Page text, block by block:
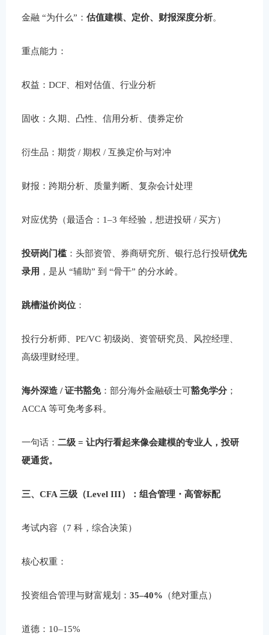
金融 “为什么”：估值建模、定价、财报深度分析。
重点能力：
权益：DCF、相对估值、行业分析
固收：久期、凸性、信用分析、债券定价
衍生品：期货 / 期权 / 互换定价与对冲
财报：跨期分析、质量判断、复杂会计处理
对应优势（最适合：1–3 年经验，想进投研 / 买方）
投研岗门槛：头部资管、券商研究所、银行总行投研优先
录用 ，是从 “辅助” 到 “骨干” 的分水岭。
跳槽溢价岗位 ：
投行分析师、PE/VC 初级岗、资管研究员、风控经理、
高级理财经理。
海外深造 / 证书豁免：部分海外金融硕士可豁免学分；
ACCA 等可免考多科。
一句话：二级 = 让内行看起来像会建模的专业人，投研
硬通货。
三、CFA 三级（Level III）：组合管理・高管标配
考试内容（7 科，综合决策）
核心权重：
投资组合管理与财富规划：35–40% （绝对重点）
道德：10–15%